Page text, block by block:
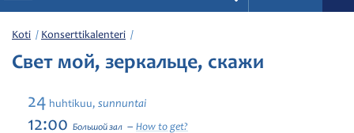
Filharmonia
Konserttikalenteri
Festivaalit
Koti Konserttikalenteri
Свет мой, зеркальце, скажи
24 huhtikuu, sunnuntai
12:00 Большой зал How to get?